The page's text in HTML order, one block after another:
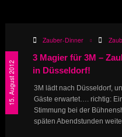
15. August 2012
Zauber-Dinner
3 Magier für 3M –
in Düsseldorf!
3M lädt nach Düsseldorf,
Gäste erwartet…. richtig:
Stimmung bei der
späten Abendstunden